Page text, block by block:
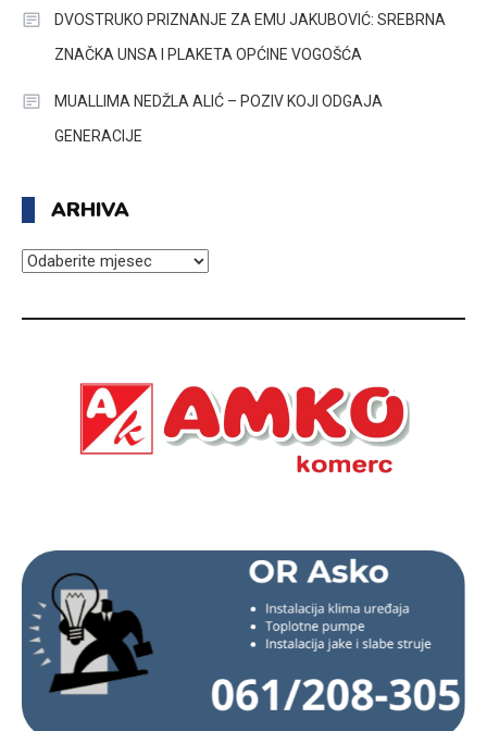
DVOSTRUKO PRIZNANJE ZA EMU JAKUBOVIĆ: SREBRNA
ZNAČKA UNSA I PLAKETA OPĆINE VOGOŠĆA
MUALLIMA NEDŽLA ALIĆ – POZIV KOJI ODGAJA
GENERACIJE
ARHIVA
ARHIVA